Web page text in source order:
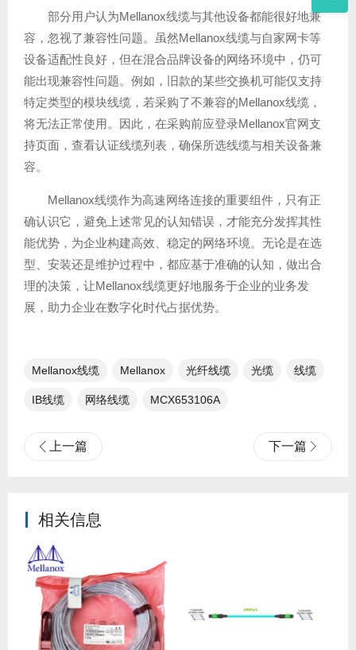
部分用户认为Mellanox线缆与其他设备都能很好地兼
容，忽视了兼容性问题。虽然Mellanox线缆与自家网卡等
设备适配性良好，但在混合品牌设备的网络环境中，仍可
能出现兼容性问题。例如，旧款的某些交换机可能仅支持
特定类型的模块线缆，若采购了不兼容的Mellanox线缆，
将无法正常使用。因此，在采购前应登录Mellanox官网支
持页面，查看认证线缆列表，确保所选线缆与相关设备兼
容。
Mellanox线缆作为高速网络连接的重要组件，只有正
确认识它，避免上述常见的认知错误，才能充分发挥其性
能优势，为企业构建高效、稳定的网络环境。无论是在选
型、安装还是维护过程中，都应基于准确的认知，做出合
理的决策，让Mellanox线缆更好地服务于企业的业务发
展，助力企业在数字化时代占据优势。
Mellanox线缆 Mellanox 光纤线缆​ 光缆 线缆
IB线缆 网络线缆 MCX653106A
上一篇 下一篇
相关信息